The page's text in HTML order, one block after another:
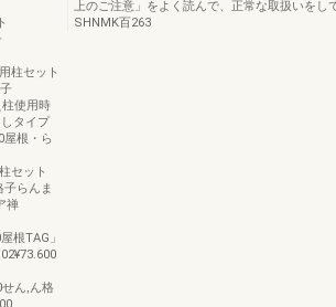
柱セット
柱使用時
タイプ
屋根・ら
セット
らんま
禅
根TAG」
ん,ん格
上のご注意」をよく読んで、正常な取扱いをし
SHNMK百263